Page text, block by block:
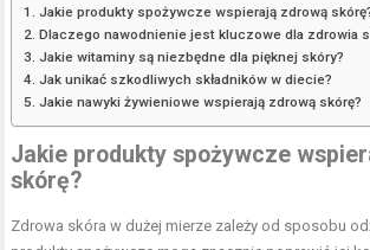
Jakie produkty spożywcze wspierają zdrową
Dlaczego nawodnienie jest kluczowe dla zdrowia
Jakie witaminy są niezbędne dla pięknej skóry?
Jak unikać szkodliwych składników w diecie?
Jakie nawyki żywieniowe wspierają zdrową skórę?
Jakie produkty spożywcze
skórę?
Zdrowa skóra w dużej mierze zależy od sposobu